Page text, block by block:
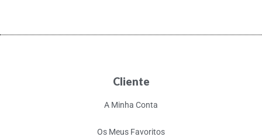
Cliente
A Minha Conta
Os Meus Favoritos